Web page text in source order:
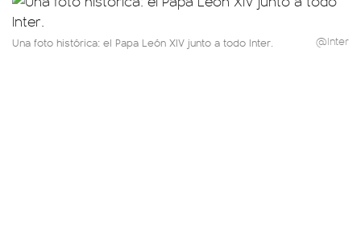
Una foto histórica: el Papa León XIV junto a todo Inter. @Inter